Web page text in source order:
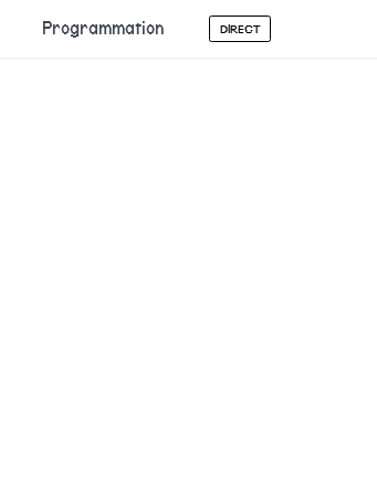
Programmation DIRECT